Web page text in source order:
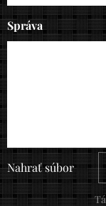
Správa
Nahrať súbor